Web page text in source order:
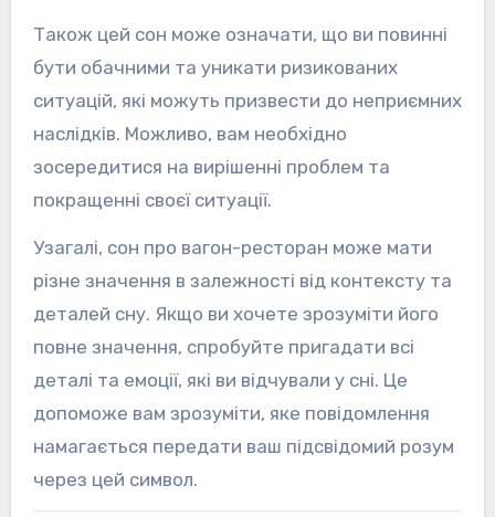
Також цей сон може означати, що ви повинні
бути обачними та уникати ризикованих
ситуацій, які можуть призвести до неприємних
наслідків. Можливо, вам необхідно
зосередитися на вирішенні проблем та
покращенні своєї ситуації.
Узагалі, сон про вагон-ресторан може мати
різне значення в залежності від контексту та
деталей сну. Якщо ви хочете зрозуміти його
повне значення, спробуйте пригадати всі
деталі та емоції, які ви відчували у сні. Це
допоможе вам зрозуміти, яке повідомлення
намагається передати ваш підсвідомий розум
через цей символ.